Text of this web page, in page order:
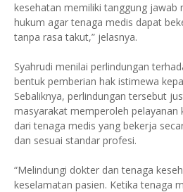
kesehatan memiliki tanggung jawab
hukum agar tenaga medis dapat
tanpa rasa takut,” jelasnya.
Syahrudi menilai perlindungan
bentuk pemberian hak istimewa
Sebaliknya, perlindungan tersebut
masyarakat memperoleh pelayanan
dari tenaga medis yang bekerja
dan sesuai standar profesi.
“Melindungi dokter dan tenaga
keselamatan pasien. Ketika tenaga